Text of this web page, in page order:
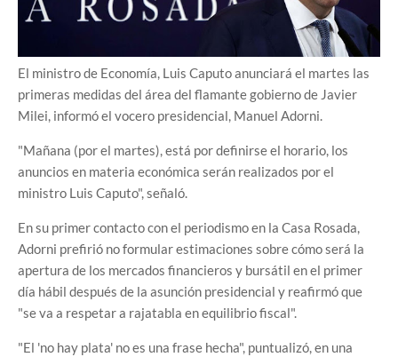
El ministro de Economía, Luis Caputo anunciará el martes las
primeras medidas del área del flamante gobierno de Javier
Milei, informó el vocero presidencial, Manuel Adorni.
"Mañana (por el martes), está por definirse el horario, los
anuncios en materia económica serán realizados por el
ministro Luis Caputo", señaló.
En su primer contacto con el periodismo en la Casa Rosada,
Adorni prefirió no formular estimaciones sobre cómo será la
apertura de los mercados financieros y bursátil en el primer
día hábil después de la asunción presidencial y reafirmó que
"se va a respetar a rajatabla en equilibrio fiscal".
"El 'no hay plata' no es una frase hecha", puntualizó, en una